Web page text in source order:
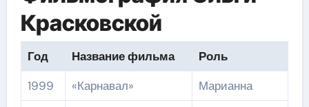
Красковской
Год Название фильма
Роль
1999
«Карнавал» Марианна